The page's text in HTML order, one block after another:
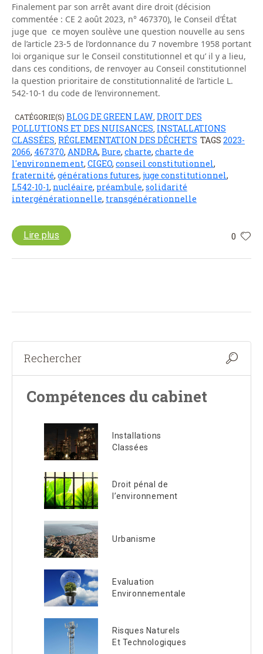
Finalement par son arrêt avant dire droit (décision
commentée : CE 2 août 2023, n° 467370), le Conseil d’État
juge que ce moyen soulève une question nouvelle au sens
de l’article 23-5 de l’ordonnance du 7 novembre 1958 portant
loi organique sur le Conseil constitutionnel et qu’ il y a lieu,
dans ces conditions, de renvoyer au Conseil constitutionnel
la question prioritaire de constitutionnalité de l’article L.
542-10-1 du code de l’environnement.
CATÉGORIE(S) BLOG DE GREEN LAW DROIT DES
POLLUTIONS ET DES NUISANCES INSTALLATIONS
CLASSÉES RÉGLEMENTATION DES DÉCHETS TAGS 2023-
2066, 467370, ANDRA, Bure, charte, charte de
l'environnement, CIGEO, conseil constitutionnel,
fraternité, générations futures, juge constitutionnel,
L542-10-1, nucléaire, préambule, solidarité
intergénérationnelle, transgénérationnelle
0
Lire plus
Compétences du cabinet
Installations
Classées
Droit pénal de
l’environnement
Urbanisme
Evaluation
Environnementale
Risques Naturels
Et Technologiques